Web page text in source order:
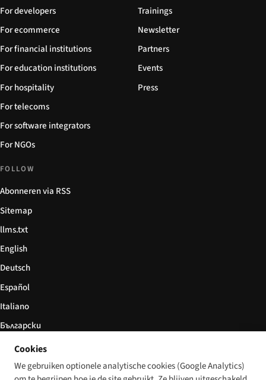
For developers
For ecommerce
For financial institutions
For education institutions
For hospitality
For telecoms
For software integrators
For NGOs
Trainings
Newsletter
Partners
Events
Press
FOLLOW
Abonneren via RSS
Sitemap
llms.txt
English
Deutsch
Español
Italiano
Български
简体中文
Cookies
We gebruiken optionele analytische cookies (Google Analytics)